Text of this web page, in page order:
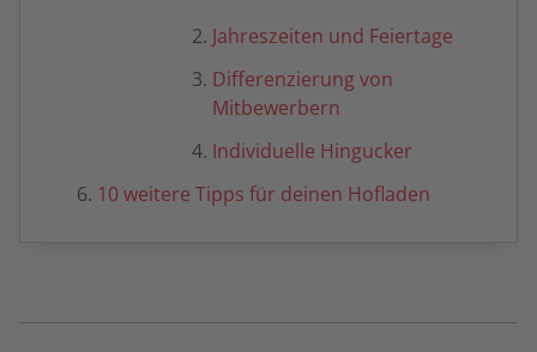
Jahreszeiten und Feiertage
Differenzierung von
Mitbewerbern
Individuelle Hingucker
10 weitere Tipps für deinen Hofladen